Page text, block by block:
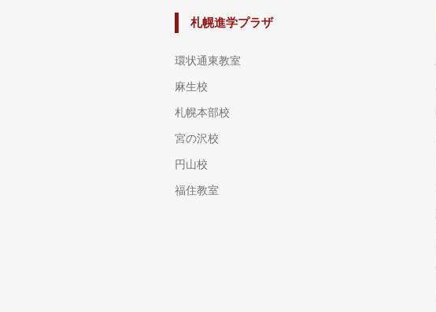
札幌進学プラザ
環状通東教室
麻生校
札幌本部校
宮の沢校
円山校
福住教室